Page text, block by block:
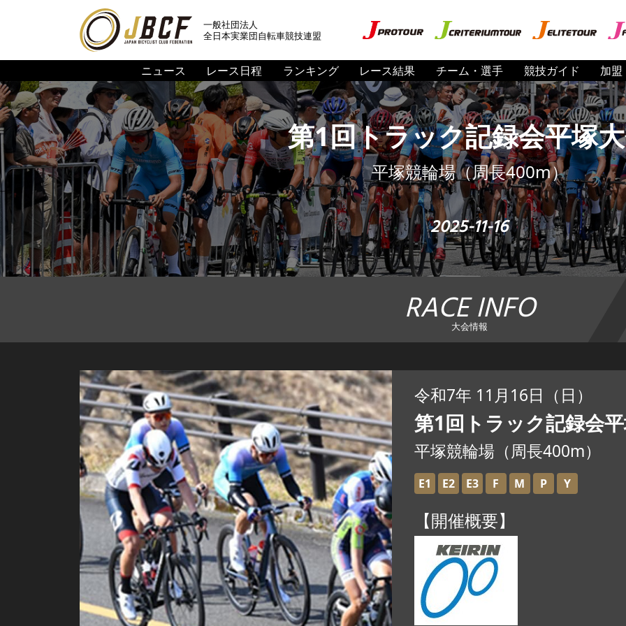
一般社団法人
全日本実業団自転車競技連盟
ニュース レース日程 ランキング レース結果 チーム・選手 競技ガイド 加盟
第1回トラック記録会平塚
平塚競輪場（周⾧400m）
2025-11-16
RACE INFO
大会情報
令和7年 11月16日（日）
第1回トラック記録会
平塚競輪場（周⾧400m）
E1 E2 E3 F M P Y
【開催概要】